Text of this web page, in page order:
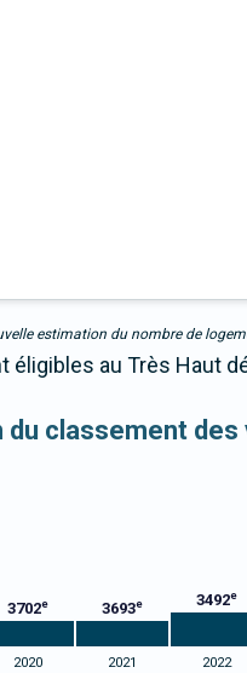
estimation du nombre de
éligibles au Très Haut
du classement
3702e 3693e 3492e
2020 2021 2022